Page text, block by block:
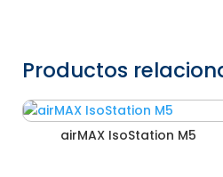
Productos
airMAX IsoStation M5